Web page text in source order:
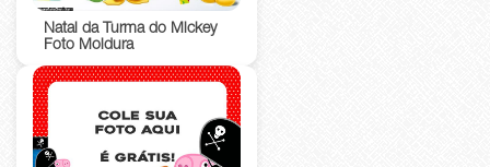
Natal da Turma do Mickey
Foto Moldura